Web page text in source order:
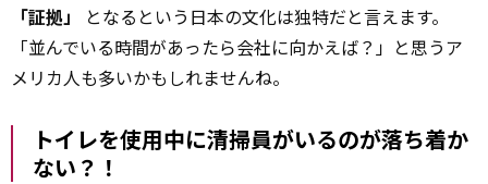
「証拠」
となるという日本の文化は独特だと言えます。
「並んでいる時間があったら会社に向かえば？」と思うア
メリカ人も多いかもしれませんね。
トイレを使用中に清掃員がいるのが落ち着か
ない？！